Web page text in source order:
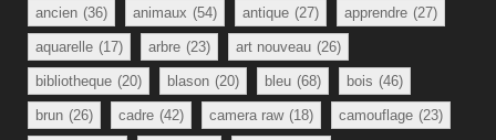
ancien (36) animaux (54) antique (27) apprendre (27)
aquarelle (17) arbre (23) art nouveau (26)
bibliotheque (20) blason (20) bleu (68) bois (46)
brun (26) cadre (42) camera raw (18) camouflage (23)